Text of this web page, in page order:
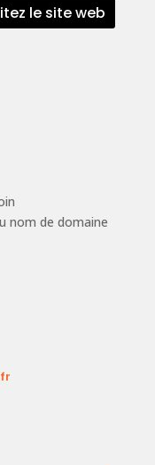
le site web
nom de domaine